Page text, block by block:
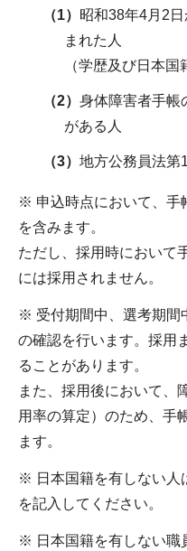
（1） 昭和38年4月2
まれた人
（学歴及び日本国
（2）身体障害者手帳
がある人
（3）地方公務員法第
※ 申込時点において、手
を含みます。
ただし、採用時において
には採用されません。
※ 受付期間中、選考期間
の確認を行います。採用
ることがあります。
また、採用後において、
用率の算定）のため、手
ます。
※ 日本国籍を有しない人
を記入してください。
※ 日本国籍を有しない職